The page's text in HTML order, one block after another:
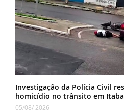
Investigação da Polícia Civil
homicídio no trânsito em
05/08/ 2026